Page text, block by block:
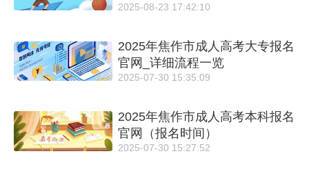
2025-08-23 17:42:10
2025年焦作市成人高考大专报名
官网_详细流程一览
2025-07-30 15:35:09
2025年焦作市成人高考本科报名
官网（报名时间）
2025-07-30 15:27:52